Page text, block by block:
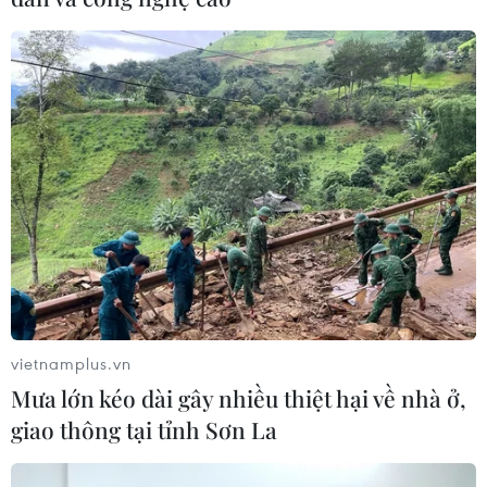
vietnamplus.vn
Mưa lớn kéo dài gây nhiều thiệt hại về nhà ở,
giao thông tại tỉnh Sơn La